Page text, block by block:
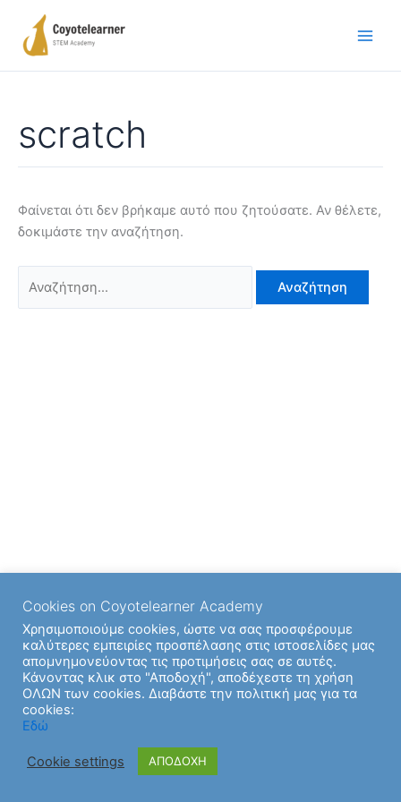
περιεχόμενο
scratch
Φαίνεται ότι δεν βρήκαμε αυτό που ζητούσατε. Αν θέλετε,
δοκιμάστε την αναζήτηση.
για:
Copyright © 2026 | Υποστήριξη από
WordPress
Cookies on Coyotelearner Academy
Χρησιμοποιούμε cookies, ώστε να σας προσφέρουμε
καλύτερες εμπειρίες προσπέλασης στις ιστοσελίδες μας
απομνημονεύοντας τις προτιμήσεις σας σε αυτές.
Κάνοντας κλικ στο "Αποδοχή", αποδέχεστε τη χρήση
ΟΛΩΝ των cookies. Διαβάστε την πολιτική μας για τα
cookies:
Εδώ
Cookie settings ΑΠΟΔΟΧΗ